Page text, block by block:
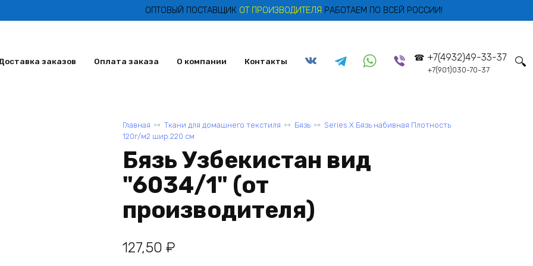
ОПТОВЫЙ ПОСТАВЩИК ОТ ПРОИЗВОДИТЕЛЯ РАБОТАЕМ ПО ВСЕЙ РОССИИ!
заказов Оплата заказа О компании Контакты +7(4932)49-33-37
+7(901)030-70-37
Главная Ткани для домашнего текстиля Бязь
Series.X Бязь набивная Плотность
120г/м2 шир.220 см
Бязь Узбекистан вид
"6034/1" (от
производителя)
127,50 ₽